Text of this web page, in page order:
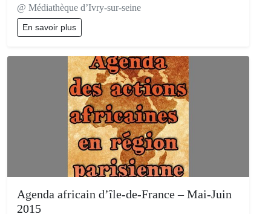
@ Médiathèque d’Ivry-sur-seine
En savoir plus
Agenda africain d’île-de-France – Mai-Juin
2015